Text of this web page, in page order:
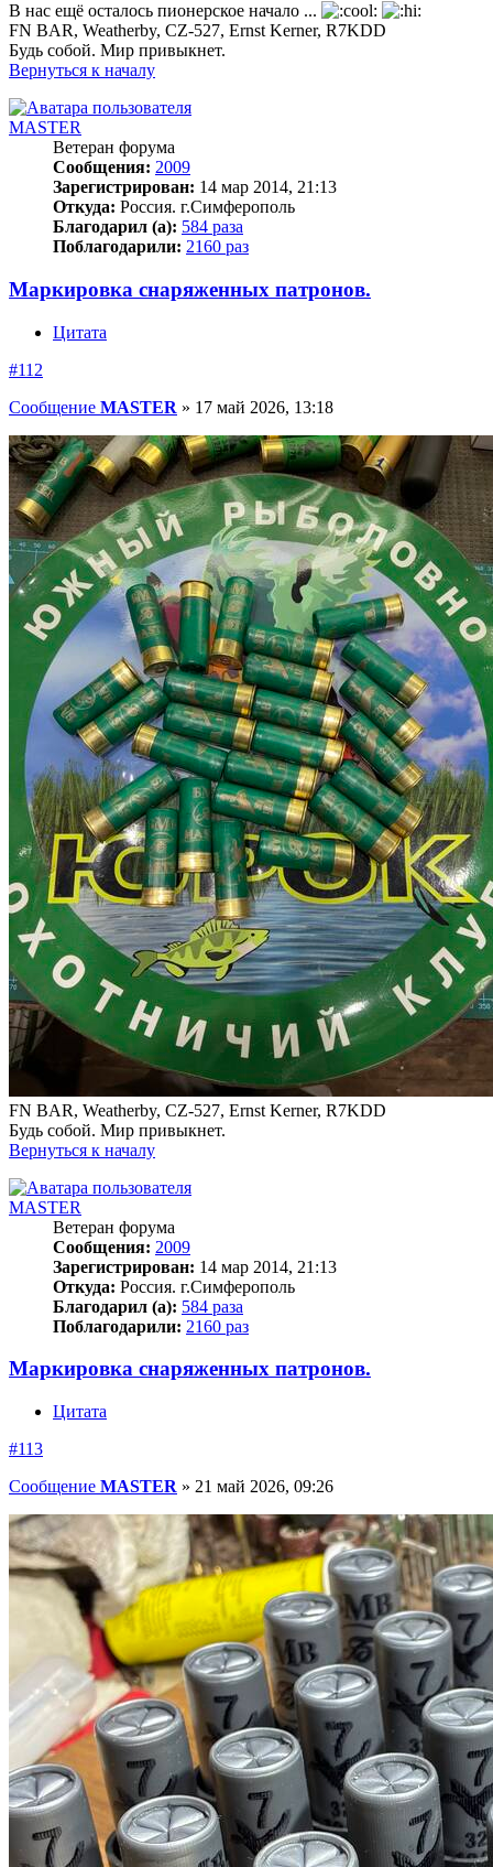
В нас ещё осталось пионерское начало ...
FN BAR, Weatherby, CZ-527, Ernst Kerner, R7KDD
Будь собой. Мир привыкнет.
Вернуться к началу
MASTER
Ветеран форума
Сообщения: 2009
Зарегистрирован: 14 мар 2014, 21:13
Откуда: Россия. г.Симферополь
Благодарил (а): 584 раза
Поблагодарили: 2160 раз
Маркировка снаряженных патронов.
Цитата
#112
Сообщение MASTER » 17 май 2026, 13:18
FN BAR, Weatherby, CZ-527, Ernst Kerner, R7KDD
Будь собой. Мир привыкнет.
Вернуться к началу
MASTER
Ветеран форума
Сообщения: 2009
Зарегистрирован: 14 мар 2014, 21:13
Откуда: Россия. г.Симферополь
Благодарил (а): 584 раза
Поблагодарили: 2160 раз
Маркировка снаряженных патронов.
Цитата
#113
Сообщение MASTER » 21 май 2026, 09:26